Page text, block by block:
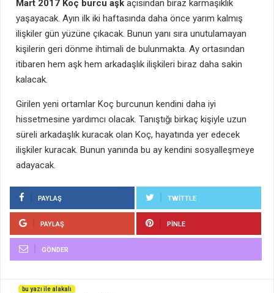
Mart 2017 Koç burcu aşk açısından biraz karmaşıklık
yaşayacak. Ayın ilk iki haftasında daha önce yarım kalmış
ilişkiler gün yüzüne çıkacak. Bunun yanı sıra unutulamayan
kişilerin geri dönme ihtimali de bulunmakta. Ay ortasından
itibaren hem aşk hem arkadaşlık ilişkileri biraz daha sakin
kalacak.
Girilen yeni ortamlar Koç burcunun kendini daha iyi
hissetmesine yardımcı olacak. Tanıştığı birkaç kişiyle uzun
süreli arkadaşlık kuracak olan Koç, hayatında yer edecek
ilişkiler kuracak. Bunun yanında bu ay kendini sosyalleşmeye
adayacak.
PAYLAŞ TWITTLE
PAYLAŞ PINLE
GÖNDER
bu yazı ile alakalı